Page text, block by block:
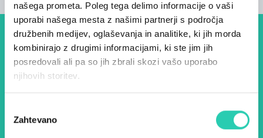
našega prometa. Poleg tega delimo informacije o vaši
uporabi našega mesta z našimi partnerji s področja
družbenih medijev, oglaševanja in analitike, ki jih morda
kombinirajo z drugimi informacijami, ki ste jim jih
posredovali ali pa so jih zbrali skozi vašo uporabo
njihovih storitev.
soglasja
Zahtevano
Dogodki, članki in zgodbe iz
evropske prestolnice kulture
– prijavite se na naš novičnik
našimi aktivnostmi.